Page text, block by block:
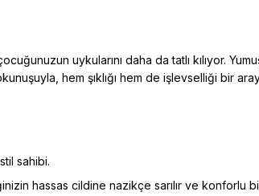
uykularını daha da tatlı kılıyor.
hem şıklığı hem de işlevselliği bir
sahibi.
hassas cildine nazikçe sarılır ve konforlu